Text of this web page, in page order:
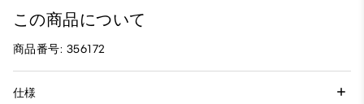
この商品について
商品番号: 356172
仕様